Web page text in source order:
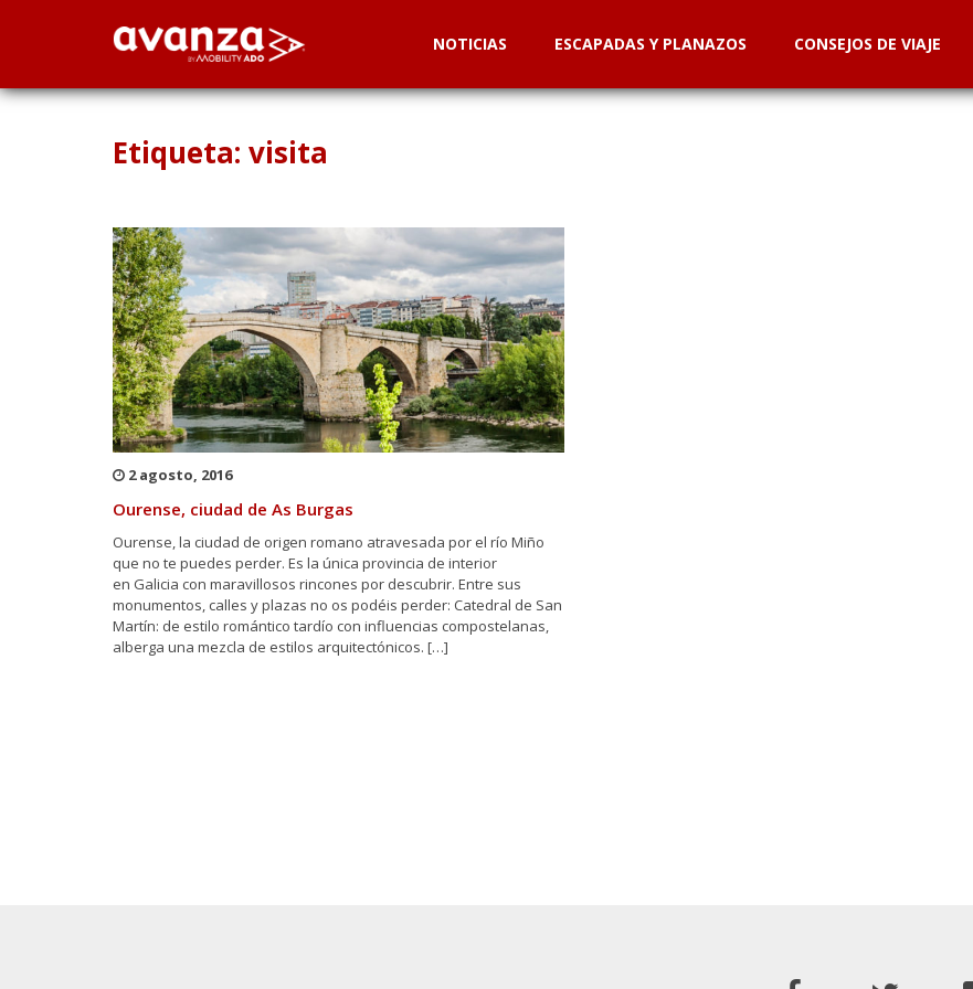
NOTICIAS ESCAPADAS Y PLANAZOS CONSEJOS DE VIAJE
Etiqueta: visita
2 agosto, 2016
Ourense, ciudad de As Burgas
Ourense, la ciudad de origen romano atravesada por el río Miño
que no te puedes perder. Es la única provincia de interior
en Galicia con maravillosos rincones por descubrir. Entre sus
monumentos, calles y plazas no os podéis perder: Catedral de San
Martín: de estilo romántico tardío con influencias compostelanas,
alberga una mezcla de estilos arquitectónicos. […]